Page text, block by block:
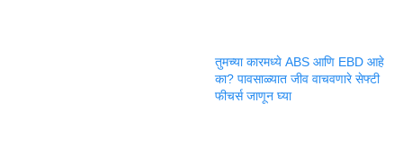
तुमच्या कारमध्ये ABS आणि EBD आहे
का? पावसाळ्यात जीव वाचवणारे सेफ्टी
फीचर्स जाणून घ्या